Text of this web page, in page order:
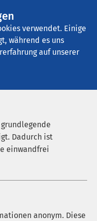
verwendet. Einige
während es uns
auf unserer
Dadurch ist
einwandfrei
anonym. Diese